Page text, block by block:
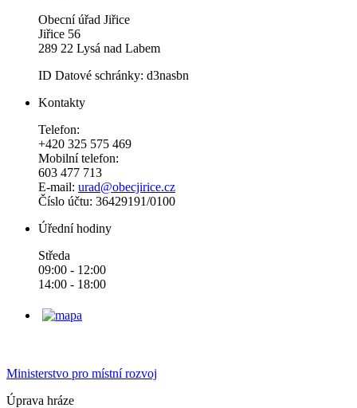
Obecní úřad Jiřice
Jiřice 56
289 22 Lysá nad Labem
ID Datové schránky: d3nasbn
Kontakty
Telefon:
+420 325 575 469
Mobilní telefon:
603 477 713
E-mail: urad@obecjirice.cz
Číslo účtu: 36429191/0100
Úřední hodiny
Středa
09:00 - 12:00
14:00 - 18:00
Ministerstvo pro místní rozvoj
Úprava hráze